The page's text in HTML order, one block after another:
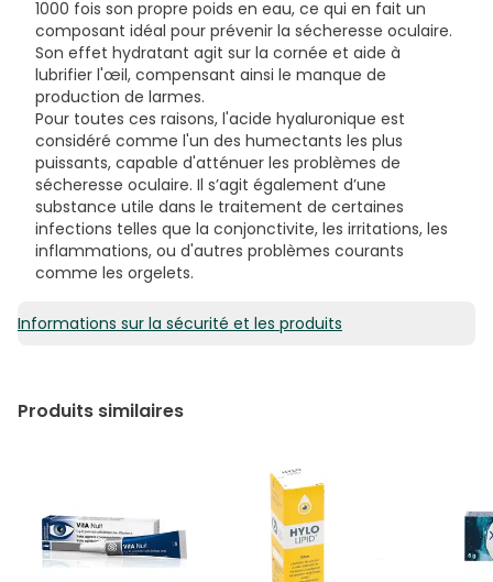
1000 fois son propre poids en eau, ce qui en fait un
composant idéal pour prévenir la sécheresse oculaire.
Son effet hydratant agit sur la cornée et aide à
lubrifier l'œil, compensant ainsi le manque de
production de larmes.
Pour toutes ces raisons, l'acide hyaluronique est
considéré comme l'un des humectants les plus
puissants, capable d'atténuer les problèmes de
sécheresse oculaire. Il s’agit également d’une
substance utile dans le traitement de certaines
infections telles que la conjonctivite, les irritations, les
inflammations, ou d'autres problèmes courants
comme les orgelets.
Informations sur la sécurité et les produits
Produits similaires